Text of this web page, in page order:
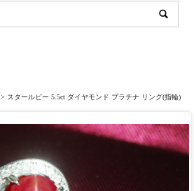
> スタールビー 5.5ct ダイヤモンド プラチナ リング(指輪)